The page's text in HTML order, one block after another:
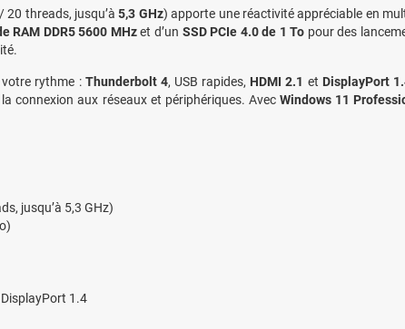
threads, jusqu’à5,3 GHz) apporte une réactivité appréciable en
RAM DDR5 5600 MHzet d’un SSD PCIe 4.0 de 1 To pour des
rythme : Thunderbolt 4, USB rapides, HDMI 2.1 et DisplayPort
connexion aux réseaux et périphériques. Avec Windows 11
jusqu’à 5,3 GHz)
DisplayPort 1.4